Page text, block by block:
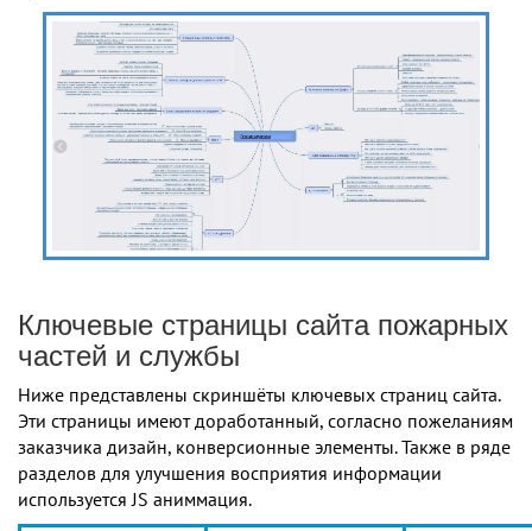
Ключевые страницы сайта пожарных
частей и службы
Ниже представлены скриншёты ключевых страниц сайта.
Эти страницы имеют доработанный, согласно пожеланиям
заказчика дизайн, конверсионные элементы. Также в ряде
разделов для улучшения восприятия информации
используется JS аниммация.